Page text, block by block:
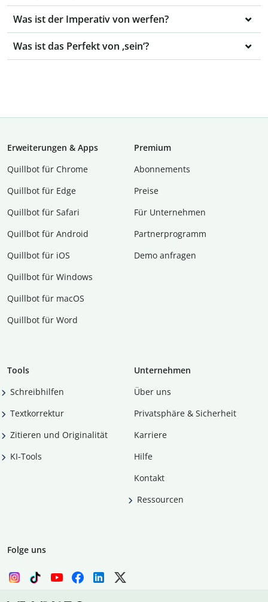
Was ist der Imperativ von werfen?
Was ist das Perfekt von ‚sein‘?
Erweiterungen & Apps
Quillbot für Chrome
Quillbot für Edge
Quillbot für Safari
Quillbot für Android
Quillbot für iOS
Quillbot für Windows
Quillbot für macOS
Quillbot für Word
Premium
Abon­ne­ments
Preise
Für Unternehmen
Partnerprogramm
Demo anfragen
Tools
Schreibhilfen
Textkorrektur
Zitieren und Originalität
KI-Tools
Unternehmen
Über uns
Privatsphäre & Sicherheit
Karriere
Hilfe
Kontakt
Ressourcen
Folge uns